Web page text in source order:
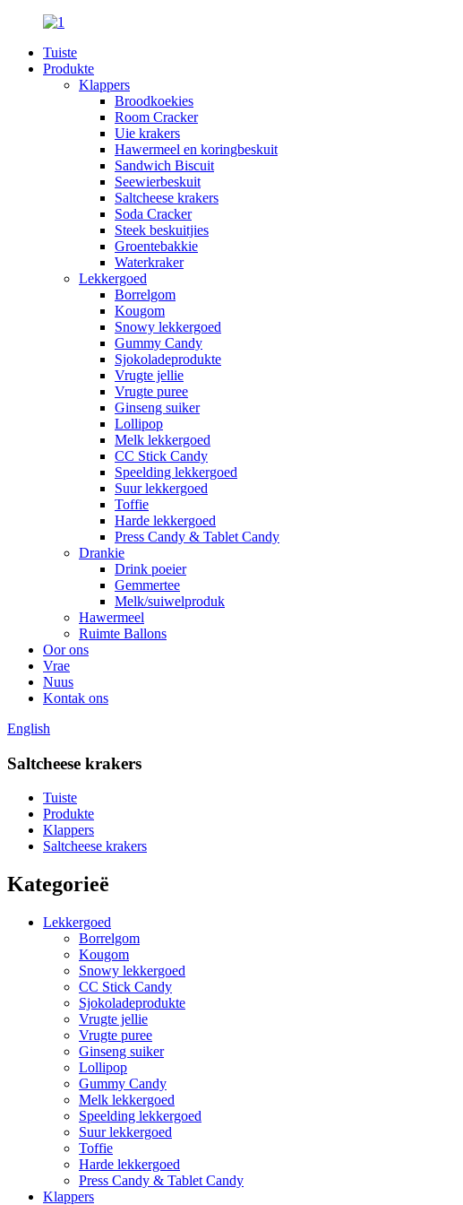
Tuiste
Produkte
Klappers
Broodkoekies
Room Cracker
Uie krakers
Hawermeel en koringbeskuit
Sandwich Biscuit
Seewierbeskuit
Saltcheese krakers
Soda Cracker
Steek beskuitjies
Groentebakkie
Waterkraker
Lekkergoed
Borrelgom
Kougom
Snowy lekkergoed
Gummy Candy
Sjokoladeprodukte
Vrugte jellie
Vrugte puree
Ginseng suiker
Lollipop
Melk lekkergoed
CC Stick Candy
Speelding lekkergoed
Suur lekkergoed
Toffie
Harde lekkergoed
Press Candy & Tablet Candy
Drankie
Drink poeier
Gemmertee
Melk/suiwelproduk
Hawermeel
Ruimte Ballons
Oor ons
Vrae
Nuus
Kontak ons
English
Saltcheese krakers
Tuiste
Produkte
Klappers
Saltcheese krakers
Kategorieë
Lekkergoed
Borrelgom
Kougom
Snowy lekkergoed
CC Stick Candy
Sjokoladeprodukte
Vrugte jellie
Vrugte puree
Ginseng suiker
Lollipop
Gummy Candy
Melk lekkergoed
Speelding lekkergoed
Suur lekkergoed
Toffie
Harde lekkergoed
Press Candy & Tablet Candy
Klappers